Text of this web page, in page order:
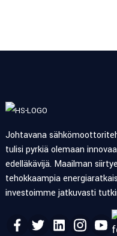
Johtavana
tulisi pyrkiä olemaan
edelläkävijä. Maailman
tehokkaampia
investoimme jatkuvasti